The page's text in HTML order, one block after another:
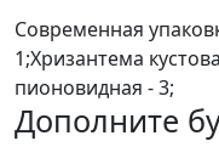
Современная
1;Хризантема
пионовидная - 3;
Дополните